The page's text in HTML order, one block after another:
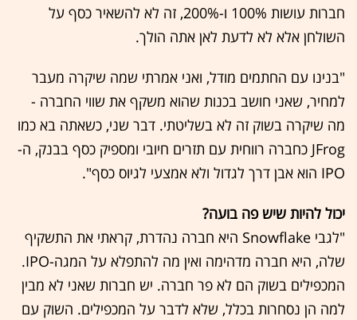
חברות עושות 100% ו-200%, זה לא להשאיר כסף על
השולחן אלא לא לדעת לאן אתה הולך.
"בנינו עם החתמים מודל, ואני אמרתי שמה שיקרה מעבר
למחיר, שאני חושב בכנות שהוא משקף את שווי החברה -
מה שיקרה בשוק זה לא בשליטתי. דבר שני, כשאתה בא כמו
JFrog כחברה רווחית עם תזרים חיובי ומספיק כסף בבנק, ה-
IPO הוא אבן דרך לגדול ולא אמצעי לגיוס כסף".
יכול להיות שיש פה בועה?
"לגבי Snowflake היא חברה נהדרת, קראתי את התשקיף
שלה, היא חברה מדהימה ואין מה להתפלא על המגה-IPO.
המכפילים בשוק הם לא פר חברה. יש חברות שאני לא מבין
למה הן נסחרות בכלל, שלא לדבר על המכפילים. השוק עם